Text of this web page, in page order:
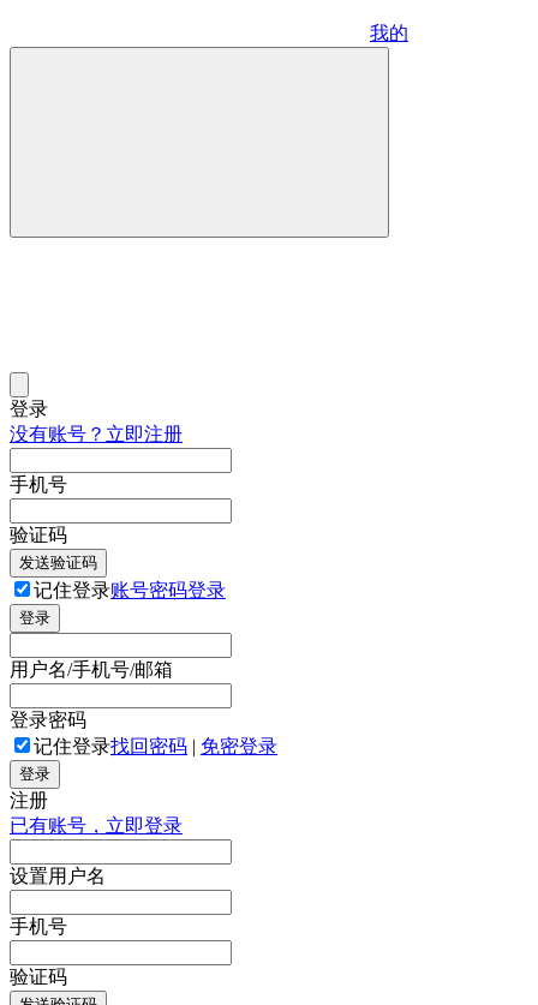
我的
登录
没有账号？立即注册
手机号
验证码
发送验证码
记住登录账号密码登录
登录
用户名/手机号/邮箱
登录密码
记住登录找回密码 | 免密登录
登录
注册
已有账号，立即登录
设置用户名
手机号
验证码